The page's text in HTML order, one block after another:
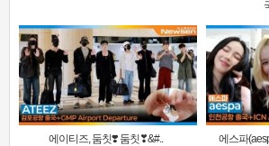
에이티즈, 둠칫❣️ 둠칫❣&#.. 에스파